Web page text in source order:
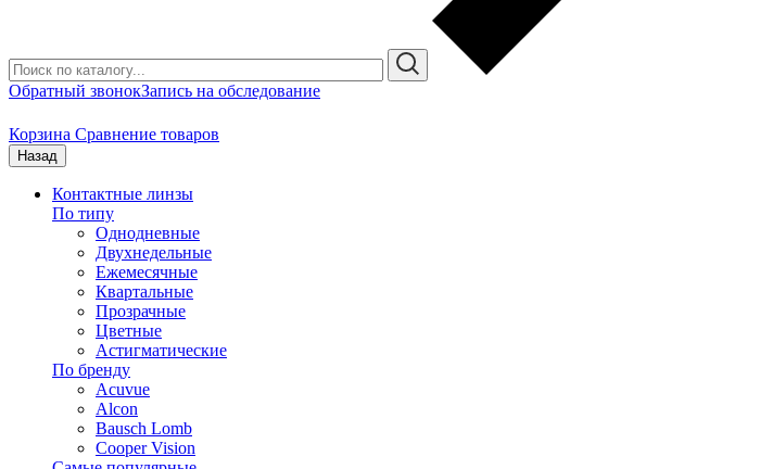
Обратный звонокЗапись на обследование
Корзина Сравнение товаров
Назад
Контактные линзы
По типу
Однодневные
Двухнедельные
Ежемесячные
Квартальные
Прозрачные
Цветные
Астигматические
По бренду
Acuvue
Alcon
Bausch Lomb
Cooper Vision